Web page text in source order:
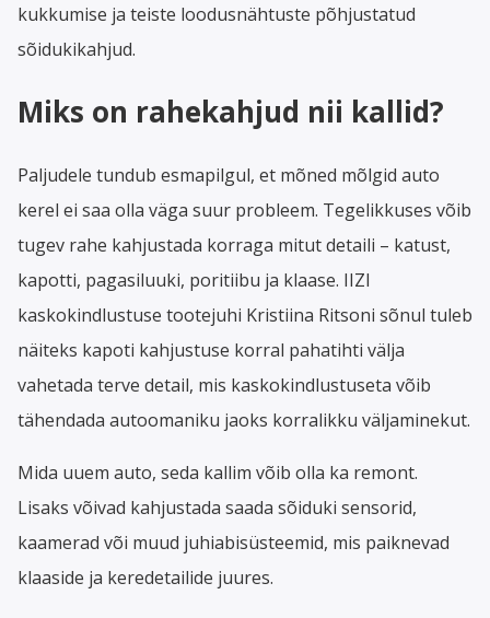
kukkumise ja teiste loodusnähtuste põhjustatud
sõidukikahjud.
Miks on rahekahjud nii kallid?
Paljudele tundub esmapilgul, et mõned mõlgid auto
kerel ei saa olla väga suur probleem. Tegelikkuses võib
tugev rahe kahjustada korraga mitut detaili – katust,
kapotti, pagasiluuki, poritiibu ja klaase. IIZI
kaskokindlustuse tootejuhi Kristiina Ritsoni sõnul tuleb
näiteks kapoti kahjustuse korral pahatihti välja
vahetada terve detail, mis kaskokindlustuseta võib
tähendada autoomaniku jaoks korralikku väljaminekut.
Mida uuem auto, seda kallim võib olla ka remont.
Lisaks võivad kahjustada saada sõiduki sensorid,
kaamerad või muud juhiabisüsteemid, mis paiknevad
klaaside ja keredetailide juures.